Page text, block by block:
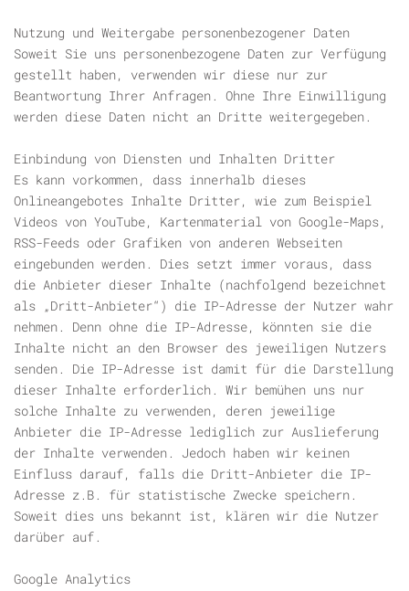
Nutzung und Weitergabe personenbezogener Daten
Soweit Sie uns personenbezogene Daten zur Verfügung
gestellt haben, verwenden wir diese nur zur
Beantwortung Ihrer Anfragen. Ohne Ihre Einwilligung
werden diese Daten nicht an Dritte weitergegeben.
Einbindung von Diensten und Inhalten Dritter
Es kann vorkommen, dass innerhalb dieses
Onlineangebotes Inhalte Dritter, wie zum Beispiel
Videos von YouTube, Kartenmaterial von Google-Maps,
RSS-Feeds oder Grafiken von anderen Webseiten
eingebunden werden. Dies setzt immer voraus, dass
die Anbieter dieser Inhalte (nachfolgend bezeichnet
als „Dritt-Anbieter“) die IP-Adresse der Nutzer wahr
nehmen. Denn ohne die IP-Adresse, könnten sie die
Inhalte nicht an den Browser des jeweiligen Nutzers
senden. Die IP-Adresse ist damit für die Darstellung
dieser Inhalte erforderlich. Wir bemühen uns nur
solche Inhalte zu verwenden, deren jeweilige
Anbieter die IP-Adresse lediglich zur Auslieferung
der Inhalte verwenden. Jedoch haben wir keinen
Einfluss darauf, falls die Dritt-Anbieter die IP-
Adresse z.B. für statistische Zwecke speichern.
Soweit dies uns bekannt ist, klären wir die Nutzer
darüber auf.
Google Analytics